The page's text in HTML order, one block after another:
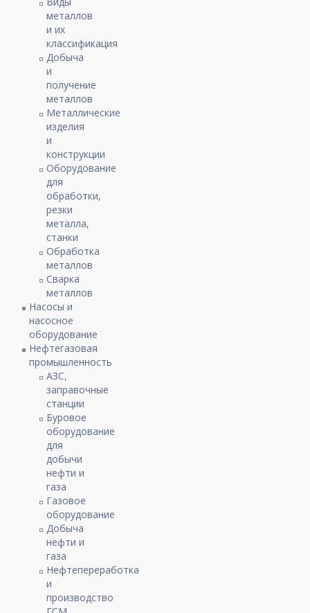
металлов
и их
классификация
Добыча
и
получение
металлов
Металлические
изделия
и
конструкции
Оборудование
для
обработки,
резки
металла,
станки
Обработка
металлов
Сварка
металлов
Насосы и
насосное
оборудование
Нефтегазовая
промышленность
АЗС,
заправочные
станции
Буровое
оборудование
для
добычи
нефти и
газа
Газовое
оборудование
Добыча
нефти и
газа
Нефтепереработка
и
производство